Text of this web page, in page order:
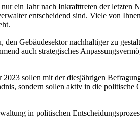
ein Jahr nach Inkrafttreten der letzten
entscheidend sind. Viele von
Gebäudesektor nachhaltiger zu
auch strategisches
sollen mit der diesjährigen
sondern sollen aktiv in die politische
in politischen